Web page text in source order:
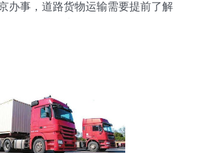
办事，道路货物运输需要提前了解